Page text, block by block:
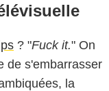
? "Fuck it." On
de s'embarrasser
la